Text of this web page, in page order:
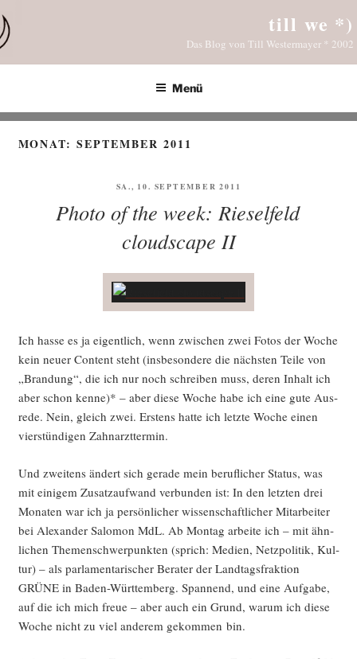
Inhalt
springen
till we *)
Das Blog von Till Westermayer * 2002
Menü
MONAT:SEPTEMBER 2011
VERÖFFENTLICHT
SA., 10. SEPTEMBER 2011
Photo of the week: Rieselfeld
cloudscape II
Ich has­se es ja eigent­lich, wenn zwi­schen zwei Fotos der Woche
kein neu­er Con­tent steht (ins­be­son­de­re die nächs­ten Tei­le von
„Bran­dung“, die ich nur noch schrei­ben muss, deren Inhalt ich
aber schon ken­ne)* – aber die­se Woche habe ich eine gute Aus­
re­de. Nein, gleich zwei. Ers­tens hat­te ich letz­te Woche einen
vier­stün­di­gen Zahnarzttermin.
Und zwei­tens ändert sich gera­de mein beruf­li­cher Sta­tus, was
mit eini­gem Zusatz­auf­wand ver­bun­den ist: In den letz­ten drei
Mona­ten war ich ja per­sön­li­cher wis­sen­schaft­li­cher Mit­ar­bei­ter
bei Alex­an­der Salo­mon MdL. Ab Mon­tag arbei­te ich – mit ähn­
li­chen The­men­schwer­punk­ten (sprich: Medi­en, Netz­po­li­tik, Kul­
tur) – als par­la­men­ta­ri­scher Bera­ter der Land­tags­frak­ti­on
GRÜNE in Baden-Würt­tem­berg. Span­nend, und eine Auf­ga­be,
auf die ich mich freue – aber auch ein Grund, war­um ich die­se
Woche nicht zu viel ande­rem gekom­men bin.